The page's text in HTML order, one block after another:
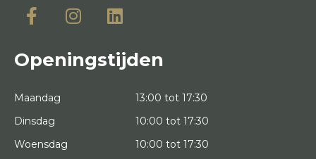
Openingstijden
Maandag
13:00 tot 17:30
Dinsdag
10:00 tot 17:30
Woensdag
10:00 tot 17:30